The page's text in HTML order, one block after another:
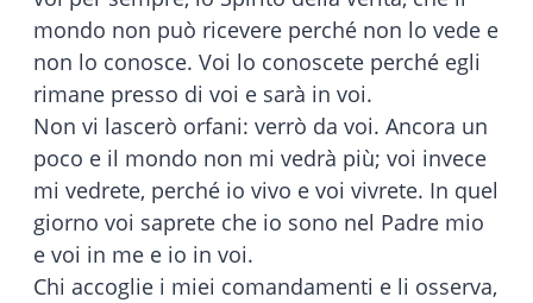
mondo non può ricevere perché non lo vede e
non lo conosce. Voi lo conoscete perché egli
rimane presso di voi e sarà in voi.
Non vi lascerò orfani: verrò da voi. Ancora un
poco e il mondo non mi vedrà più; voi invece
mi vedrete, perché io vivo e voi vivrete. In quel
giorno voi saprete che io sono nel Padre mio
e voi in me e io in voi.
Chi accoglie i miei comandamenti e li osserva,